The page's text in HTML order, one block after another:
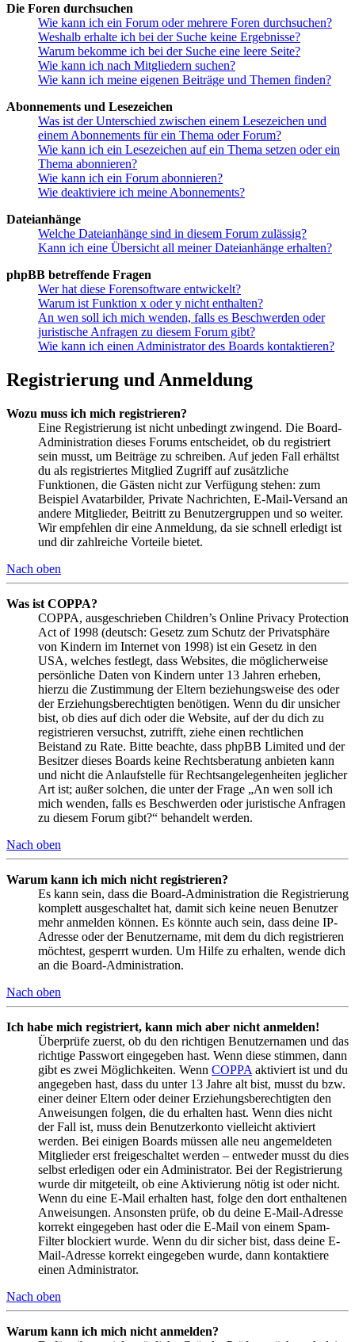
Die Foren durchsuchen
Wie kann ich ein Forum oder mehrere Foren durchsuchen?
Weshalb erhalte ich bei der Suche keine Ergebnisse?
Warum bekomme ich bei der Suche eine leere Seite?
Wie kann ich nach Mitgliedern suchen?
Wie kann ich meine eigenen Beiträge und Themen finden?
Abonnements und Lesezeichen
Was ist der Unterschied zwischen einem Lesezeichen und
einem Abonnements für ein Thema oder Forum?
Wie kann ich ein Lesezeichen auf ein Thema setzen oder ein
Thema abonnieren?
Wie kann ich ein Forum abonnieren?
Wie deaktiviere ich meine Abonnements?
Dateianhänge
Welche Dateianhänge sind in diesem Forum zulässig?
Kann ich eine Übersicht all meiner Dateianhänge erhalten?
phpBB betreffende Fragen
Wer hat diese Forensoftware entwickelt?
Warum ist Funktion x oder y nicht enthalten?
An wen soll ich mich wenden, falls es Beschwerden oder
juristische Anfragen zu diesem Forum gibt?
Wie kann ich einen Administrator des Boards kontaktieren?
Registrierung und Anmeldung
Wozu muss ich mich registrieren?
Eine Registrierung ist nicht unbedingt zwingend. Die Board-
Administration dieses Forums entscheidet, ob du registriert
sein musst, um Beiträge zu schreiben. Auf jeden Fall erhältst
du als registriertes Mitglied Zugriff auf zusätzliche
Funktionen, die Gästen nicht zur Verfügung stehen: zum
Beispiel Avatarbilder, Private Nachrichten, E-Mail-Versand an
andere Mitglieder, Beitritt zu Benutzergruppen und so weiter.
Wir empfehlen dir eine Anmeldung, da sie schnell erledigt ist
und dir zahlreiche Vorteile bietet.
Nach oben
Was ist COPPA?
COPPA, ausgeschrieben Children’s Online Privacy Protection
Act of 1998 (deutsch: Gesetz zum Schutz der Privatsphäre
von Kindern im Internet von 1998) ist ein Gesetz in den
USA, welches festlegt, dass Websites, die möglicherweise
persönliche Daten von Kindern unter 13 Jahren erheben,
hierzu die Zustimmung der Eltern beziehungsweise des oder
der Erziehungsberechtigten benötigen. Wenn du dir unsicher
bist, ob dies auf dich oder die Website, auf der du dich zu
registrieren versuchst, zutrifft, ziehe einen rechtlichen
Beistand zu Rate. Bitte beachte, dass phpBB Limited und der
Besitzer dieses Boards keine Rechtsberatung anbieten kann
und nicht die Anlaufstelle für Rechtsangelegenheiten jeglicher
Art ist; außer solchen, die unter der Frage „An wen soll ich
mich wenden, falls es Beschwerden oder juristische Anfragen
zu diesem Forum gibt?“ behandelt werden.
Nach oben
Warum kann ich mich nicht registrieren?
Es kann sein, dass die Board-Administration die Registrierung
komplett ausgeschaltet hat, damit sich keine neuen Benutzer
mehr anmelden können. Es könnte auch sein, dass deine IP-
Adresse oder der Benutzername, mit dem du dich registrieren
möchtest, gesperrt wurden. Um Hilfe zu erhalten, wende dich
an die Board-Administration.
Nach oben
Ich habe mich registriert, kann mich aber nicht anmelden!
Überprüfe zuerst, ob du den richtigen Benutzernamen und das
richtige Passwort eingegeben hast. Wenn diese stimmen, dann
gibt es zwei Möglichkeiten. Wenn COPPA aktiviert ist und du
angegeben hast, dass du unter 13 Jahre alt bist, musst du bzw.
einer deiner Eltern oder deiner Erziehungsberechtigten den
Anweisungen folgen, die du erhalten hast. Wenn dies nicht
der Fall ist, muss dein Benutzerkonto vielleicht aktiviert
werden. Bei einigen Boards müssen alle neu angemeldeten
Mitglieder erst freigeschaltet werden – entweder musst du dies
selbst erledigen oder ein Administrator. Bei der Registrierung
wurde dir mitgeteilt, ob eine Aktivierung nötig ist oder nicht.
Wenn du eine E-Mail erhalten hast, folge den dort enthaltenen
Anweisungen. Ansonsten prüfe, ob du deine E-Mail-Adresse
korrekt eingegeben hast oder die E-Mail von einem Spam-
Filter blockiert wurde. Wenn du dir sicher bist, dass deine E-
Mail-Adresse korrekt eingegeben wurde, dann kontaktiere
einen Administrator.
Nach oben
Warum kann ich mich nicht anmelden?